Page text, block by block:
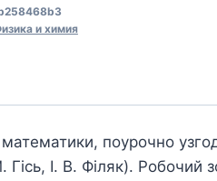
и химия
поурочно
І. В. Філяк). Робочий